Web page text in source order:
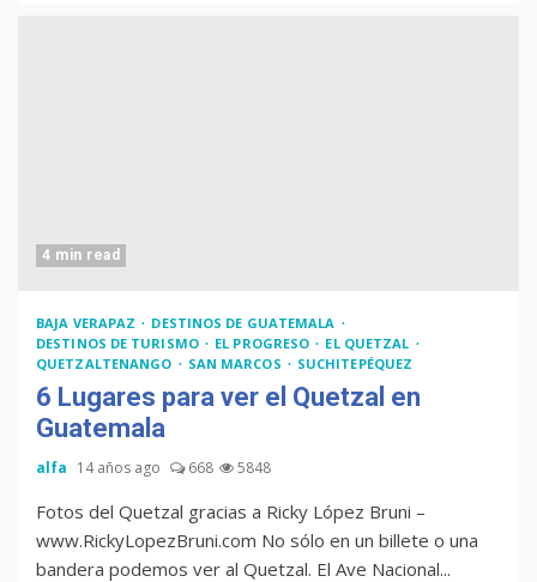
4 min read
BAJA VERAPAZ
DESTINOS DE GUATEMALA
DESTINOS DE TURISMO
EL PROGRESO
EL QUETZAL
QUETZALTENANGO
SAN MARCOS SUCHITEPÉQUEZ
6 Lugares para ver el Quetzal en
Guatemala
alfa 14 años ago 668 5848
Fotos del Quetzal gracias a Ricky López Bruni –
www.RickyLopezBruni.com No sólo en un billete o una
bandera podemos ver al Quetzal. El Ave Nacional...
Muere Álvaro Arzú (alcalde
de Guatemala y expresidente
del país)
Computadora diseñada en
Guatemala por empresa de
USA